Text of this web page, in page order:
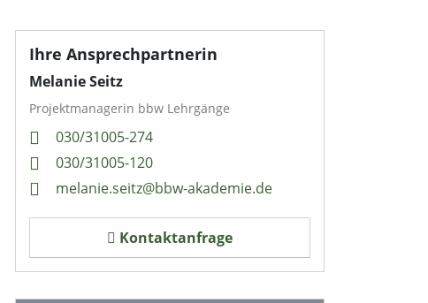
Ihre Ansprechpartnerin
Melanie Seitz
Projektmanagerin bbw Lehrgänge
030/31005-274
030/31005-120
melanie.seitz@bbw-akademie.de
Kontaktanfrage